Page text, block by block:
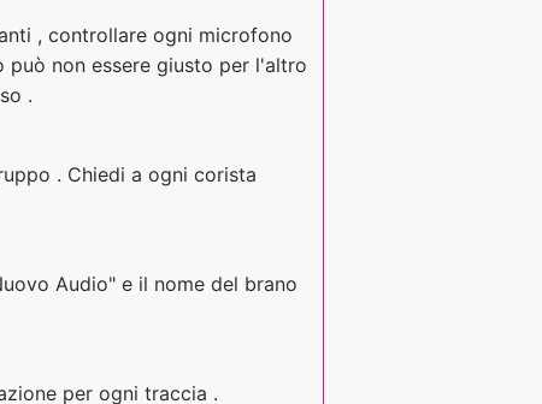
, controllare ogni microfono
non essere giusto per l'altro
.
. Chiedi a ogni corista
Audio" e il nome del brano
per ogni traccia .